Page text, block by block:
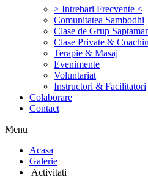
> Intrebari Frecvente <
Comunitatea Sambodhi
Clase de Grup
Clase Private &
Terapie & Masaj
‎Evenimente
Voluntariat
‏‏‎Instructori & Facilitatori
Colaborare
Contact
Menu
‎Acasa
Galerie
‎ ‎Activitati‎